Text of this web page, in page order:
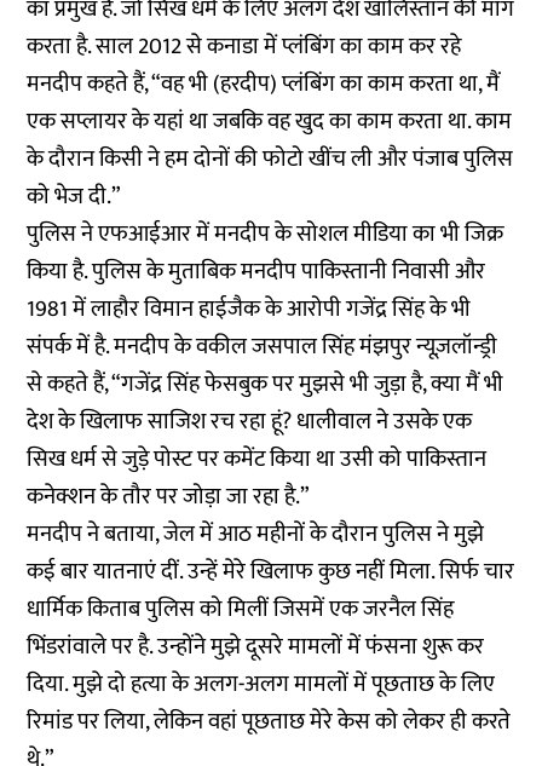
का प्रमुख है. जो सिख धर्म के लिए अलग देश खालिस्तान की मांग
करता है. साल 2012 से कनाडा में प्लंबिंग का काम कर रहे
मनदीप कहते हैं, “वह भी (हरदीप) प्लंबिंग का काम करता था, मैं
एक सप्लायर के यहां था जबकि वह खुद का काम करता था. काम
के दौरान किसी ने हम दोनों की फोटो खींच ली और पंजाब पुलिस
को भेज दी.”
पुलिस ने एफआईआर में मनदीप के सोशल मीडिया का भी जिक्र
किया है. पुलिस के मुताबिक मनदीप पाकिस्तानी निवासी और
1981 में लाहौर विमान हाईजैक के आरोपी गजेंद्र सिंह के भी
संपर्क में है. मनदीप के वकील जसपाल सिंह मंझपुर न्यूज़लॉन्ड्री
से कहते हैं, “गजेंद्र सिंह फेसबुक पर मुझसे भी जुड़ा है, क्या मैं भी
देश के खिलाफ साजिश रच रहा हूं? धालीवाल ने उसके एक
सिख धर्म से जुड़े पोस्ट पर कमेंट किया था उसी को पाकिस्तान
कनेक्शन के तौर पर जोड़ा जा रहा है.”
मनदीप ने बताया, जेल में आठ महीनों के दौरान पुलिस ने मुझे
कई बार यातनाएं दीं. उन्हें मेरे खिलाफ कुछ नहीं मिला. सिर्फ चार
धार्मिक किताब पुलिस को मिलीं जिसमें एक जरनैल सिंह
भिंडरांवाले पर है. उन्होंने मुझे दूसरे मामलों में फंसना शुरू कर
दिया. मुझे दो हत्या के अलग-अलग मामलों में पूछताछ के लिए
रिमांड पर लिया, लेकिन वहां पूछताछ मेरे केस को लेकर ही करते